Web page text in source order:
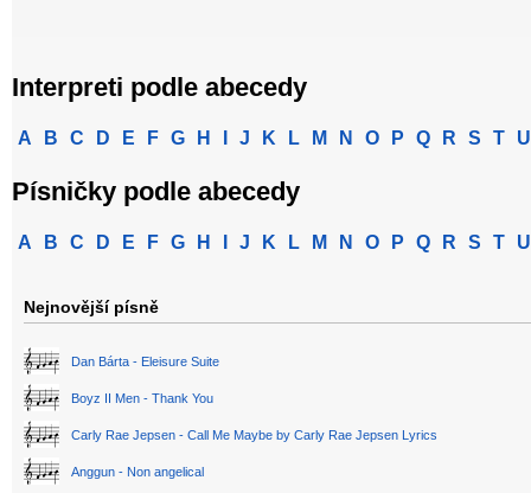
Interpreti podle abecedy
A B C D E F G H J K L M N O P Q R S T U
Písničky podle abecedy
A B C D E F G H J K L M N O P Q R S T U
Nejnovější písně
Dan Bárta - Eleisure Suite
Boyz II Men - Thank You
Carly Rae Jepsen - Call Me Maybe by Carly Rae Jepsen Lyrics
Anggun - Non angelical